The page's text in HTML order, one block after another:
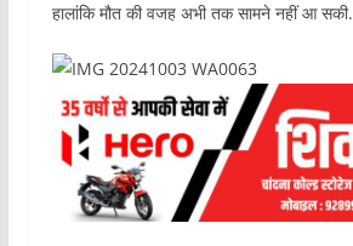
हालांकि मौत की वजह अभी तक सामने नहीं आ सकी.